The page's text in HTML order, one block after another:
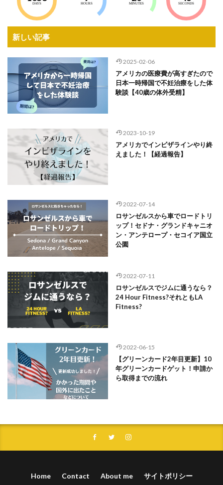
DAYS HOURS MINUTES SECONDS
新しい記事
2025-02-06
アメリカの医療費が高すぎたので
日本一時帰国で不妊治療をした体
験談【40歳の体外受精】
2023-10-19
アメリカでインビザラインやり終
えました！【経過報告】
2022-07-14
ロサンゼルスから車でロードトリ
ップ！セドナ・グランドキャニオ
ン・アンテロープ・セコイア国立
公園
2022-07-11
ロサンゼルスでジムに通うなら？
24 Hour Fitness?それともLA
Fitness?
2022-06-15
【グリーンカード2年目更新】10
年グリーンカードゲット！申請か
ら取得までの流れ
Home Contact About me サイトポリシー